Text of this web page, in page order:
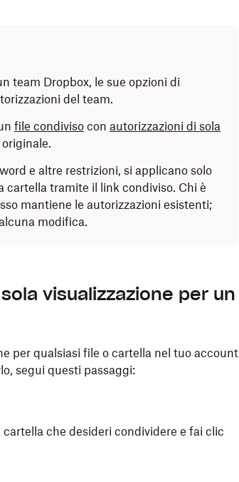
team Dropbox, le sue opzioni di
del team.
file condiviso con autorizzazioni di sola
e altre restrizioni, si applicano solo
cartella tramite il link condiviso. Chi è
mantiene le autorizzazioni esistenti;
modifica.
visualizzazione per un
per qualsiasi file o cartella nel tuo account
segui questi passaggi:
che desideri condividere e fai clic